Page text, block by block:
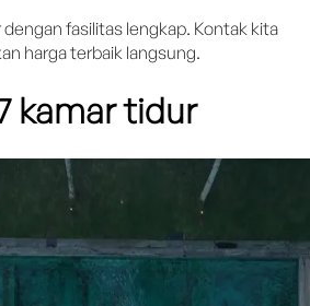
dengan fasilitas lengkap. Kontak kita
harga terbaik langsung.
kamar tidur